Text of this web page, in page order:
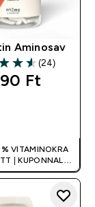
Aminosav
of 5 stars
(24)
Ft‎
VITAMINOKRA
| KUPONNAL